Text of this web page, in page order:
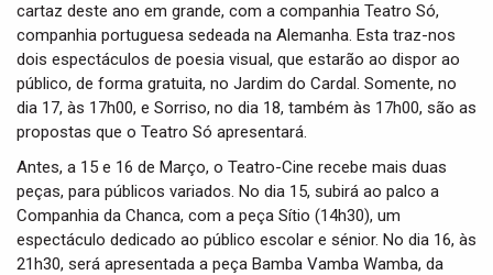
cartaz deste ano em grande, com a companhia Teatro Só,
companhia portuguesa sedeada na Alemanha. Esta traz-nos
dois espectáculos de poesia visual, que estarão ao dispor ao
público, de forma gratuita, no Jardim do Cardal. Somente, no
dia 17, às 17h00, e Sorriso, no dia 18, também às 17h00, são as
propostas que o Teatro Só apresentará.
Antes, a 15 e 16 de Março, o Teatro-Cine recebe mais duas
peças, para públicos variados. No dia 15, subirá ao palco a
Companhia da Chanca, com a peça Sítio (14h30), um
espectáculo dedicado ao público escolar e sénior. No dia 16, às
21h30, será apresentada a peça Bamba Vamba Wamba, da